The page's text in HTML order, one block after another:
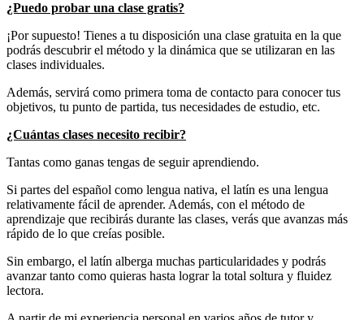
¿Puedo probar una clase gratis?
¡Por supuesto! Tienes a tu disposición una clase gratuita en la que
podrás descubrir el método y la dinámica que se utilizaran en las
clases individuales.
Además, servirá como primera toma de contacto para conocer tus
objetivos, tu punto de partida, tus necesidades de estudio, etc.
¿Cuántas clases necesito recibir?
Tantas como ganas tengas de seguir aprendiendo.
Si partes del español como lengua nativa, el latín es una lengua
relativamente fácil de aprender. Además, con el método de
aprendizaje que recibirás durante las clases, verás que avanzas más
rápido de lo que creías posible.
Sin embargo, el latín alberga muchas particularidades y podrás
avanzar tanto como quieras hasta lograr la total soltura y fluidez
lectora.